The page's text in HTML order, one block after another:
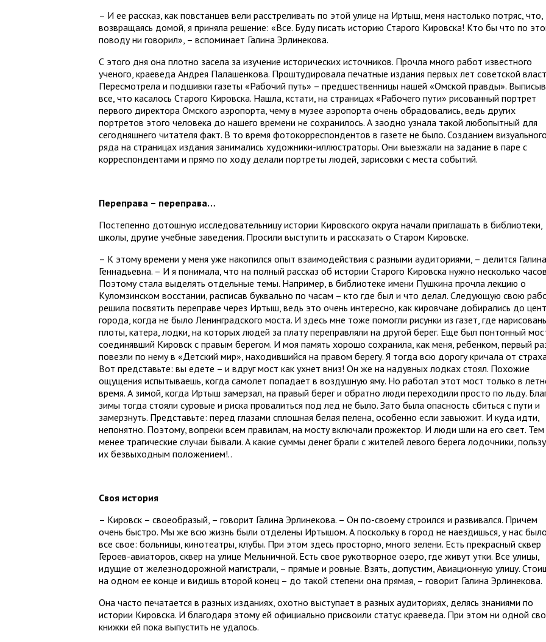
– И ее рассказ, как повстанцев вели расстреливать по этой улице на Иртыш, меня настолько потряс, что,
возвращаясь домой, я приняла решение: «Все. Буду писать историю Старого Кировска! Кто бы что по
поводу ни говорил», – вспоминает Галина Эрлинекова.
С этого дня она плотно засела за изучение исторических источников. Прочла много работ известного
ученого, краеведа Андрея Палашенкова. Проштудировала печатные издания первых лет советской
Пересмотрела и подшивки газеты «Рабочий путь» – предшественницы нашей «Омской правды».
все, что касалось Старого Кировска. Нашла, кстати, на страницах «Рабочего пути» рисованный портрет
первого директора Омского аэропорта, чему в музее аэропорта очень обрадовались, ведь других
портретов этого человека до нашего времени не сохранилось. А заодно узнала такой любопытный для
сегодняшнего читателя факт. В то время фотокорреспондентов в газете не было. Созданием визуального
ряда на страницах издания занимались художники-иллюстраторы. Они выезжали на задание в паре с
корреспондентами и прямо по ходу делали портреты людей, зарисовки с места событий.
Переправа – переправа…
Постепенно дотошную исследовательницу истории Кировского округа начали приглашать в библиотеки,
школы, другие учебные заведения. Просили выступить и рассказать о Старом Кировске.
– К этому времени у меня уже накопился опыт взаимодействия с разными аудиториями, – делится Галина
Геннадьевна. – И я понимала, что на полный рассказ об истории Старого Кировска нужно несколько
Поэтому стала выделять отдельные темы. Например, в библиотеке имени Пушкина прочла лекцию о
Куломзинском восстании, расписав буквально по часам – кто где был и что делал. Cледующую свою
решила посвятить переправе через Иртыш, ведь это очень интересно, как кировчане добирались до
города, когда не было Ленинградского моста. И здесь мне тоже помогли рисунки из газет, где
плоты, катера, лодки, на которых людей за плату переправляли на другой берег. Еще был понтонный
cоединявший Кировск с правым берегом. И моя память хорошо сохранила, как меня, ребенком, первый
повезли по нему в «Детский мир», находившийся на правом берегу. Я тогда всю дорогу кричала от
Вот представьте: вы едете – и вдруг мост как ухнет вниз! Он же на надувных лодках стоял. Похожие
ощущения испытываешь, когда самолет попадает в воздушную яму. Но работал этот мост только в
время. А зимой, когда Иртыш замерзал, на правый берег и обратно люди переходили просто по льду.
зимы тогда cтояли суровые и риска провалиться под лед не было. Зато была опасность сбиться с пути и
замерзнуть. Представьте: перед глазами сплошная белая пелена, особенно если завьюжит. И куда идти,
непонятно. Поэтому, вопреки всем правилам, на мосту включали прожектор. И люди шли на его свет. Тем
менее трагические случаи бывали. А какие суммы денег брали с жителей левого берега лодочники,
их безвыходным положением!..
Своя история
– Кировск – своеобразый, – говорит Галина Эрлинекова. – Он по-своему строился и развивался. Причем
очень быстро. Мы же всю жизнь были отделены Иртышом. А поскольку в город не наездишься, у нас было
все свое: больницы, кинотеатры, клубы. При этом здесь просторно, много зелени. Есть прекрасный сквер
Героев-авиаторов, cквер на улице Мельничной. Есть свое рукотворное озеро, где живут утки. Все улицы,
идущие от железнодорожной магистрали, – прямые и ровные. Взять, допустим, Авиационную улицу.
на одном ее конце и видишь второй конец – до такой степени она прямая, – говорит Галина Эрлинекова.
Она часто печатается в разных изданиях, охотно выступает в разных аудиториях, делясь знаниями по
истории Кировска. И благодаря этому ей официально присвоили статус краеведа. При этом ни одной
книжки ей пока выпустить не удалось.